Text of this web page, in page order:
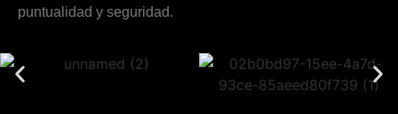
puntualidad y seguridad.